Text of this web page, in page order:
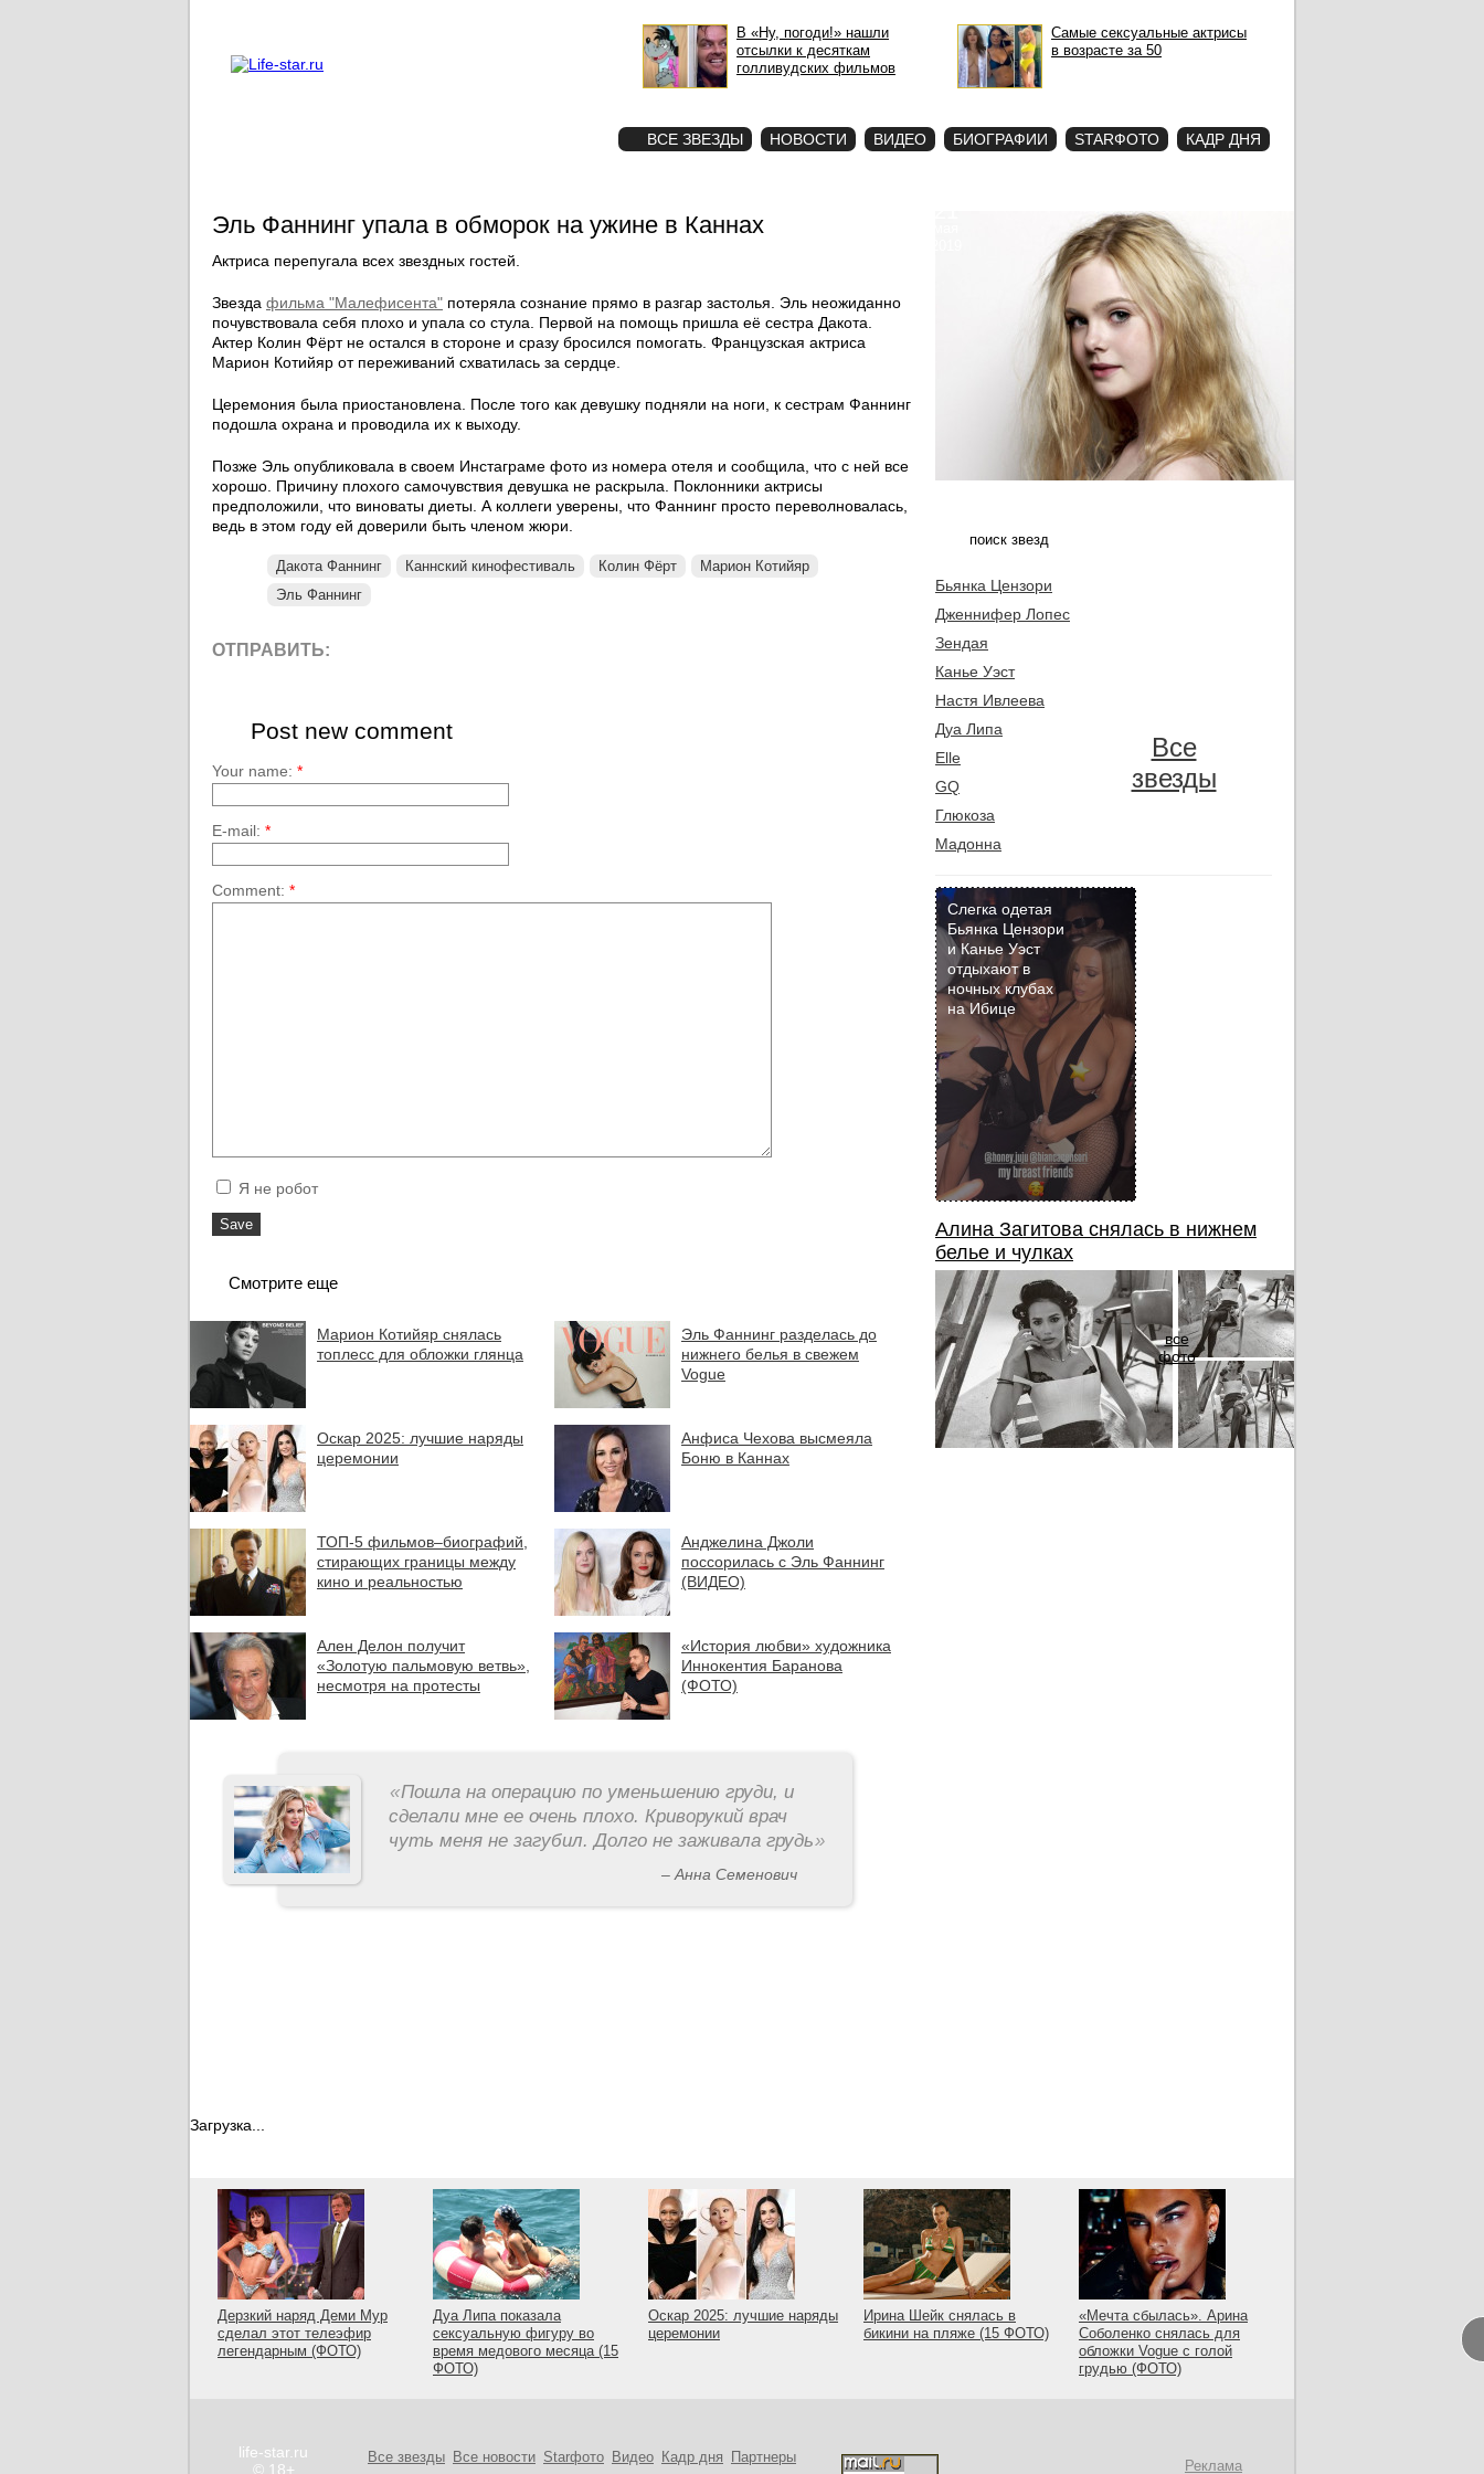
В «Ну, погоди!» нашли
отсылки к десяткам
голливудских фильмов
Самые сексуальные актрисы
в возрасте за 50
ВСЕ ЗВЕЗДЫ НОВОСТИ ВИДЕО БИОГРАФИИ STARФОТО КАДР ДНЯ
Эль Фаннинг упала в обморок на ужине в Каннах
Актриса перепугала всех звездных гостей.
Звезда фильма "Малефисента" потеряла сознание прямо в разгар застолья. Эль неожиданно
почувствовала себя плохо и упала со стула. Первой на помощь пришла её сестра Дакота.
Актер Колин Фёрт не остался в стороне и сразу бросился помогать. Французская актриса
Марион Котийяр от переживаний схватилась за сердце.
Церемония была приостановлена. После того как девушку подняли на ноги, к сестрам Фаннинг
подошла охрана и проводила их к выходу.
Позже Эль опубликовала в своем Инстаграме фото из номера отеля и сообщила, что с ней все
хорошо. Причину плохого самочувствия девушка не раскрыла. Поклонники актрисы
предположили, что виноваты диеты. А коллеги уверены, что Фаннинг просто переволновалась,
ведь в этом году ей доверили быть членом жюри.
Дакота Фаннинг Каннский кинофестиваль Колин Фёрт
Марион Котийяр
Эль Фаннинг
ОТПРАВИТЬ:
Post new comment
Your name: *
E-mail: *
Comment: *
Я не робот
Смотрите еще
Марион Котийяр снялась
топлесс для обложки глянца
Эль Фаннинг разделась до
нижнего белья в свежем
Vogue
Оскар 2025: лучшие наряды
церемонии
Анфиса Чехова высмеяла
Боню в Каннах
ТОП-5 фильмов–биографий,
стирающих границы между
кино и реальностью
Анджелина Джоли
поссорилась с Эль Фаннинг
(ВИДЕО)
Ален Делон получит
«Золотую пальмовую ветвь»,
несмотря на протесты
«История любви» художника
Иннокентия Баранова
(ФОТО)
«Пошла на операцию по уменьшению груди, и
сделали мне ее очень плохо. Криворукий врач
чуть меня не загубил. Долго не заживала грудь»
– Анна Семенович
Загрузка...
Бьянка Цензори
Дженнифер Лопес
Зендая
Канье Уэст
Настя Ивлеева
Дуа Липа
Elle
GQ
Глюкоза
Мадонна
Все
звезды
Слегка одетая
Бьянка Цензори
и Канье Уэст
отдыхают в
ночных клубах
на Ибице
Алина Загитова снялась в нижнем
белье и чулках
все
фото
Дерзкий наряд Деми Мур
сделал этот телеэфир
легендарным (ФОТО)
Дуа Липа показала
сексуальную фигуру во
время медового месяца (15
ФОТО)
Оскар 2025: лучшие наряды
церемонии
Ирина Шейк снялась в
бикини на пляже (15 ФОТО)
«Мечта сбылась». Арина
Соболенко снялась для
обложки Vogue с голой
грудью (ФОТО)
life-star.ru
© 18+
Все звезды Все новости Starфото Видео Кадр дня Партнеры
Реклама